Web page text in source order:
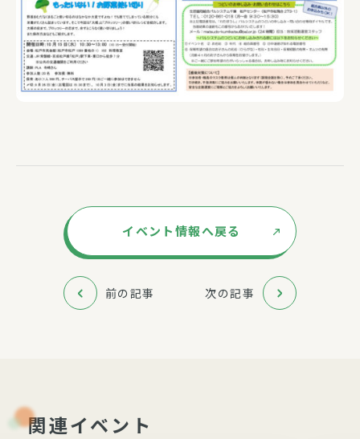
イベント情報へ戻る
前の記事 次の記事
関連イベント